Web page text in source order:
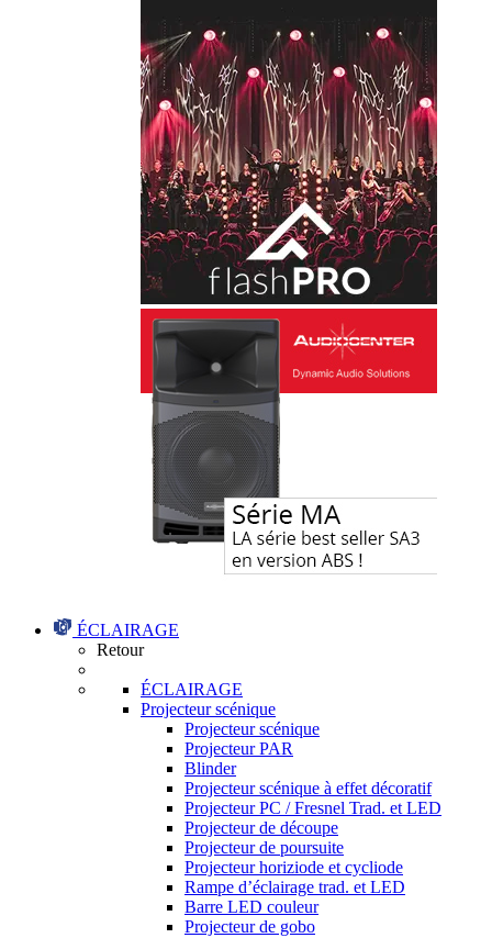
ÉCLAIRAGE
Retour
ÉCLAIRAGE
Projecteur scénique
Projecteur scénique
Projecteur PAR
Blinder
Projecteur scénique à effet décoratif
Projecteur PC / Fresnel Trad. et LED
Projecteur de découpe
Projecteur de poursuite
Projecteur horiziode et cycliode
Rampe d’éclairage trad. et LED
Barre LED couleur
Projecteur de gobo